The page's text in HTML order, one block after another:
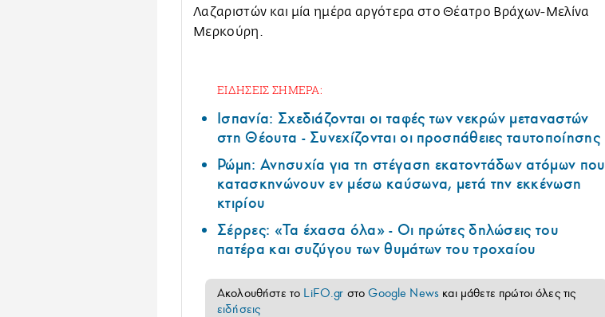
Λαζαριστών και μία ημέρα αργότερα στο Θέατρο Βράχων-Μελίνα
Μερκούρη.
ΕΙΔΗΣΕΙΣ ΣΗΜΕΡΑ:
Ισπανία: Σχεδιάζονται οι ταφές των νεκρών μεταναστών
στη Θέουτα - Συνεχίζονται οι προσπάθειες ταυτοποίησης
Ρώμη: Ανησυχία για τη στέγαση εκατοντάδων ατόμων που
κατασκηνώνουν εν μέσω καύσωνα, μετά την εκκένωση
κτιρίου
Σέρρες: «Τα έχασα όλα» - Οι πρώτες δηλώσεις του
πατέρα και συζύγου των θυμάτων του τροχαίου
Ακολουθήστε το LiFO.gr στοGoogle News και μάθετε πρώτοι όλες τις
ειδήσεις